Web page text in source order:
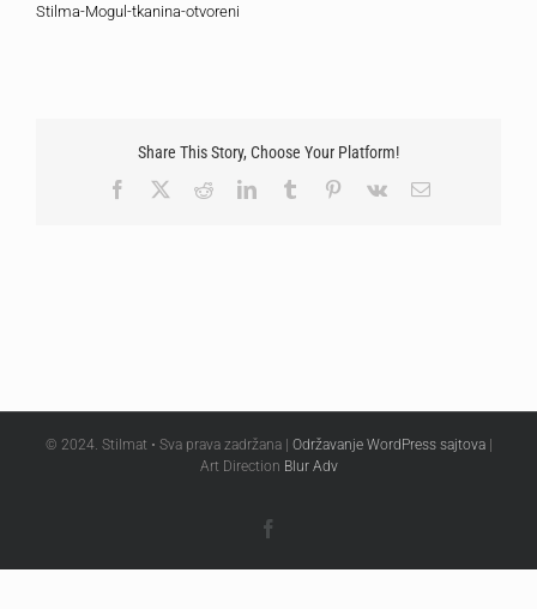
Stilma-Mogul-tkanina-otvoreni
Share This Story, Choose Your Platform!
Facebook
RedditLinkedInTumblr Pinterest
Vk Email
© 2024. Stilmat • Sva prava zadržana | Održavanje WordPress sajtova|
Art Direction Blur Adv